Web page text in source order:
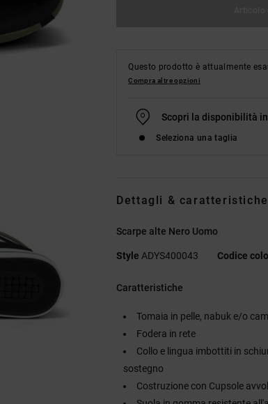
Questo prodotto è attualmente
Compra altre opzioni
Scopri la disponibilità
Seleziona una taglia
Dettagli & caratteristiche
Scarpe alte Nero Uomo
Style ADYS400043 Codice
Caratteristiche
Tomaia in pelle, nabuk e/o
Fodera in rete
Collo e lingua imbottiti in
sostegno
Costruzione con Cupsole